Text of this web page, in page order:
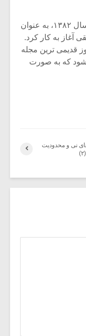
مجله آنلاین «گفتگوی هارمونیک» در سال ۱۳۸۲، به عنوان
آغاز به کار کرد.
قدیمی ترین مجله
که به صورت
نی و محدودیت